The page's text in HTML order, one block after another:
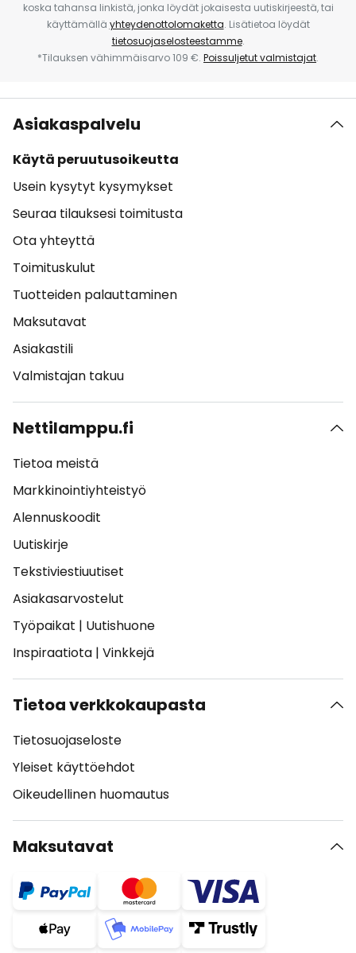
koska tahansa linkistä, jonka löydät jokaisesta uutiskirjeestä, tai
käyttämällä yhteydenottolomaketta. Lisätietoa löydät
tietosuojaselosteestamme.
*Tilauksen vähimmäisarvo 109 €. Poissuljetut valmistajat.
Asiakaspalvelu
Käytä peruutusoikeutta
Usein kysytyt kysymykset
Seuraa tilauksesi toimitusta
Ota yhteyttä
Toimituskulut
Tuotteiden palauttaminen
Maksutavat
Asiakastili
Valmistajan takuu
Nettilamppu.fi
Tietoa meistä
Markkinointiyhteistyö
Alennuskoodit
Uutiskirje
Tekstiviestiuutiset
Asiakasarvostelut
Työpaikat | Uutishuone
Inspiraatiota | Vinkkejä
Tietoa verkkokaupasta
Tietosuojaseloste
Yleiset käyttöehdot
Oikeudellinen huomautus
Maksutavat